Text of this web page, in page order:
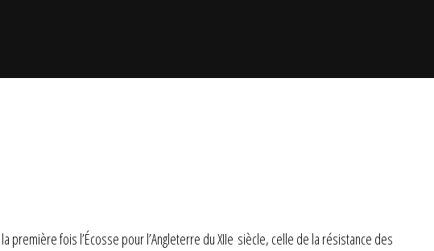
fois l’Écosse pour l’Angleterre du XIIe siècle, celle de la résistance des